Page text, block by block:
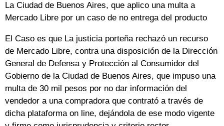
La Ciudad de Buenos Aires, que aplico una multa a
Mercado Libre por un caso de no entrega del producto
El Caso es que La justicia porteña rechazó un recurso
de Mercado Libre, contra una disposición de la Dirección
General de Defensa y Protección al Consumidor del
Gobierno de la Ciudad de Buenos Aires, que impuso una
multa de 30 mil pesos por no dar información del
vendedor a una compradora que contrató a través de
dicha plataforma on line, dejándola de ese modo vigente